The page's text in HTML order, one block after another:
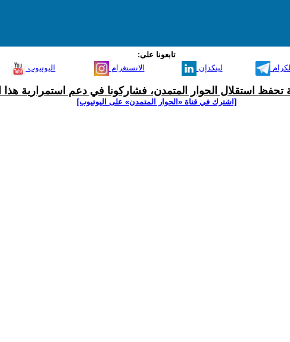
تابعونا على:
اليوتيوب الانستغرام لينكدإن
تحفظ استقلال الحوار المتمدن، فشاركونا في دعم استمرارية هذا
[اشترك في قناة ‫«الحوار المتمدن» على اليوتيوب]